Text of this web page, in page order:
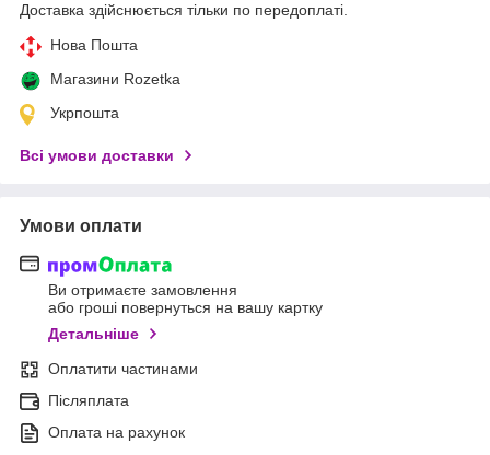
Доставка здійснюється тільки по передоплаті.
Нова Пошта
Магазини Rozetka
Укрпошта
Всі умови доставки
Умови оплати
Ви отримаєте замовлення
або гроші повернуться на вашу картку
Детальніше
Оплатити частинами
Післяплата
Оплата на рахунок